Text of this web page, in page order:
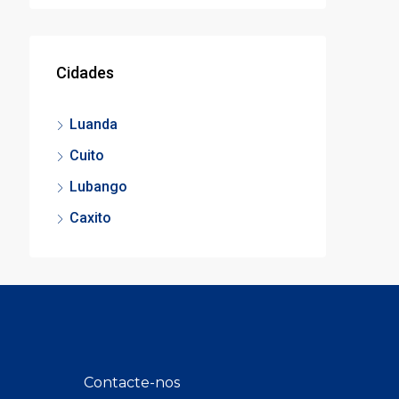
Cidades
Luanda
Cuito
Lubango
Caxito
Contacte-nos